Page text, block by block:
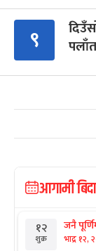
९
आगामी
१२
शुक्र
जनै
भाद्र १२,